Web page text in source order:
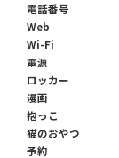
電話番号
Web
Wi-Fi
電源
ロッカー
漫画
抱っこ
猫のおやつ
予約